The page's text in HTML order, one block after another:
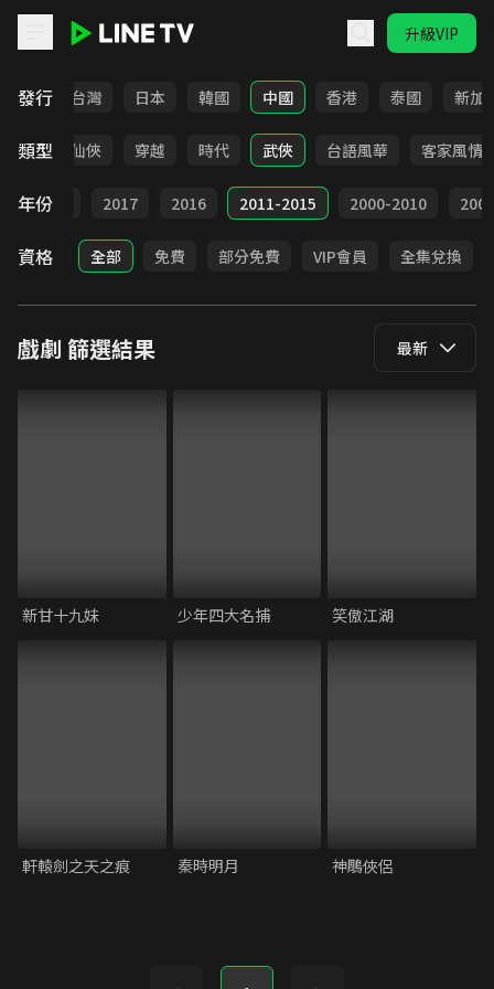
升級VIP
發行
全部 台灣 日本 韓國 中國 香港 泰國 新加
類型
療癒 仙俠 穿越 時代 武俠 台語風華 客家風情
年份
2018 2017 2016 2011-2015 2000-2010
資格 全部 免費 部分免費 VIP會員 全集兌換
戲劇 篩選結果 最新
新甘十九妹 少年四大名捕 笑傲江湖
軒轅劍之天之痕 秦時明月 神鵰俠侶